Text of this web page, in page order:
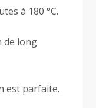
à 180 °C.
de long
est parfaite.